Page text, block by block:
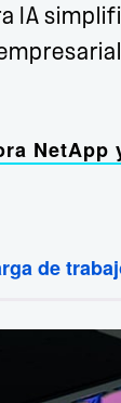
IA
NetApp
de